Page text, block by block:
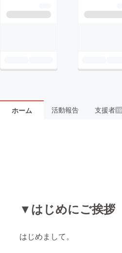
ホーム 活動報告 支援者 19
▼はじめにご挨拶
はじめまして。